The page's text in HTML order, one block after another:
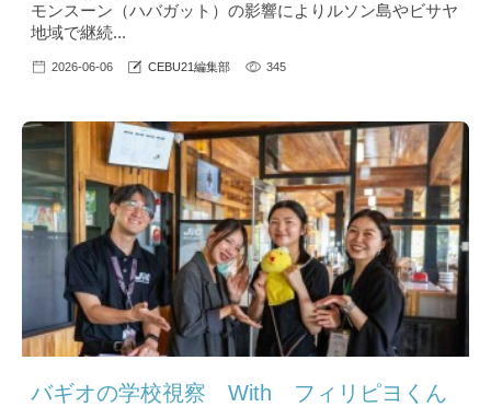
モンスーン（ハバガット）の影響によりルソン島やビサヤ
地域で継続...
2026-06-06 CEBU21編集部 345
バギオの学校視察 With フィリピヨくん